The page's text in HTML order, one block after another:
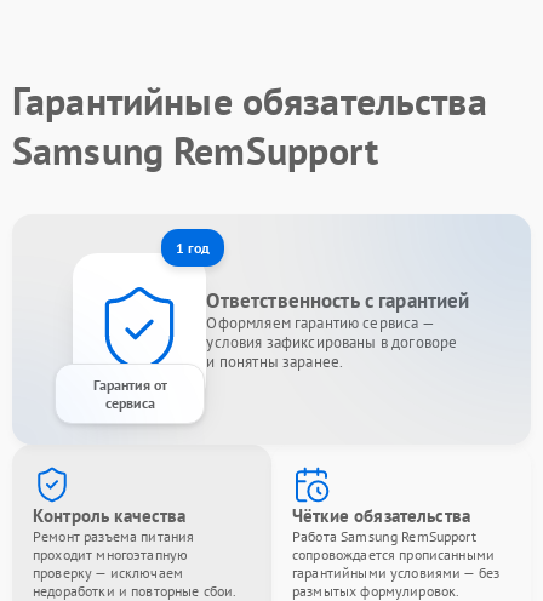
Гарантийные обязательства
Samsung RemSupport
1 год
Гарантия от
сервиса
Ответственность с гарантией
Оформляем гарантию сервиса —
условия зафиксированы в договоре
и понятны заранее.
Контроль качества
Ремонт разъема питания
проходит многоэтапную
проверку — исключаем
недоработки и повторные сбои.
Чёткие обязательства
Работа Samsung RemSupport
сопровождается прописанными
гарантийными условиями — без
размытых формулировок.